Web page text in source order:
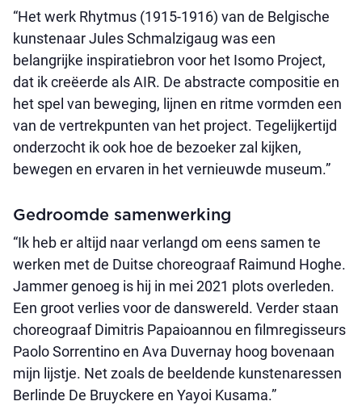
“Het werk Rhytmus (1915-1916) van de Belgische
kunstenaar Jules Schmalzigaug was een
belangrijke inspiratiebron voor het Isomo Project,
dat ik creëerde als AIR. De abstracte compositie en
het spel van beweging, lijnen en ritme vormden een
van de vertrekpunten van het project. Tegelijkertijd
onderzocht ik ook hoe de bezoeker zal kijken,
bewegen en ervaren in het vernieuwde museum.”
Gedroomde samenwerking
“Ik heb er altijd naar verlangd om eens samen te
werken met de Duitse choreograaf Raimund Hoghe.
Jammer genoeg is hij in mei 2021 plots overleden.
Een groot verlies voor de danswereld. Verder staan
choreograaf Dimitris Papaioannou en filmregisseurs
Paolo Sorrentino en Ava Duvernay hoog bovenaan
mijn lijstje. Net zoals de beeldende kunstenaressen
Berlinde De Bruyckere en Yayoi Kusama.”